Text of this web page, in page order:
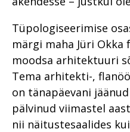
Tüpologiseerimise
märgi maha Jüri Okka
moodsa arhitektuuri
Tema arhitekti-,
on tänapäevani
pälvinud viimastel
nii näitustesaalides